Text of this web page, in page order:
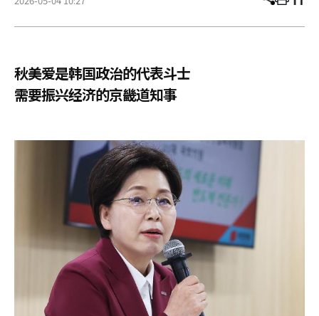
章 小
秋美爱是韩国政治的代表斗士
需要振兴经济的京畿道知事